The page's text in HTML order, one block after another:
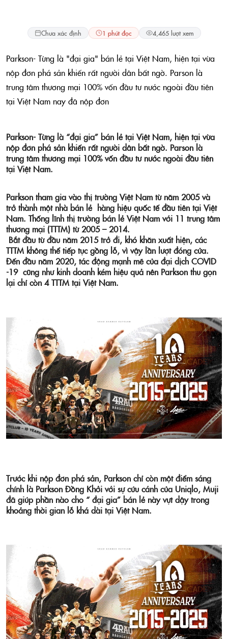
Chưa xác định
1 phút đọc 4,465 lượt xem
Parkson- Từng là "đại gia" bán lẻ tại Việt Nam, hiện tại vừa
nộp đơn phá sản khiến rất người dân bất ngờ. Parson là
trung tâm thương mại 100% vốn đầu tư nước ngoài đầu tiên
tại Việt Nam nay đã nộp đơn
Parkson- Từng là “đại gia” bán lẻ tại Việt Nam, hiện tại vừa
nộp đơn phá sản khiến rất người dân bất ngờ. Parson là
trung tâm thương mại 100% vốn đầu tư nước ngoài đầu tiên
tại Việt Nam.
Parkson tham gia vào thị trường Việt Nam từ năm 2005 và
trở thành một nhà bán lẻ hàng hiệu quốc tế đầu tiên tại Việt
Nam. Thống lĩnh thị trường bán lẻ Việt Nam với 11 trung tâm
thương mại (TTTM) từ 2005 – 2014.
Bắt đầu từ đầu năm 2015 trở đi, khó khăn xuất hiện, các
TTTM không thể tiếp tục gồng lỗ, vì vậy lần lượt đóng cửa.
Đến đầu năm 2020, tác động mạnh mẽ của đại dịch COVID
-19 cũng như kinh doanh kém hiệu quả nên Parkson thu gọn
lại chỉ còn 4 TTTM tại Việt Nam.
Trước khi nộp đơn phá sản, Parkson chỉ còn một điểm sáng
chính là Parkson Đồng Khởi với sự cứu cánh của Uniqlo, Muji
đã giúp phần nào cho “ đại gia” bán lẻ này vựt dậy trong
khoảng thời gian lỗ khá dài tại Việt Nam.